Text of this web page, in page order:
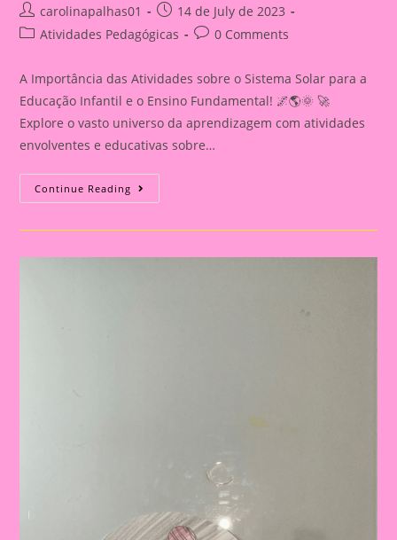
Post
author:
carolinapalhas01
Post
published:
14 de July de 2023
PostAtividades Pedagógicas
Post0 Comments
A Importância das Atividades sobre o Sistema Solar para a
Educação Infantil e o Ensino Fundamental! 🌌🌎🌞 🚀
Explore o vasto universo da aprendizagem com atividades
envolventes e educativas sobre…
Continue Reading Atividade
Sistema